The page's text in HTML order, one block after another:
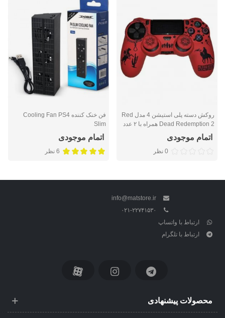
روکش دسته پلی استیشن 4 مدل Red
Dead Redemption 2 همراه با ۲ عدد
محافظ آنالوگ
اتمام موجودی
0 نظر
فن خنک کننده Cooling Fan PS4
Slim
اتمام موجودی
6 نظر
info@matstore.ir
۰۲۱-۲۲۷۴۱۵۳۰
ارتباط با واتساپ
ارتباط با تلگرام
محصولات پیشنهادی